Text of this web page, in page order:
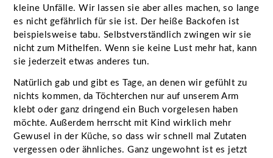
kleine Unfälle. Wir lassen sie aber alles machen, so lange
es nicht gefährlich für sie ist. Der heiße Backofen ist
beispielsweise tabu. Selbstverständlich zwingen wir sie
nicht zum Mithelfen. Wenn sie keine Lust mehr hat, kann
sie jederzeit etwas anderes tun.
Natürlich gab und gibt es Tage, an denen wir gefühlt zu
nichts kommen, da Töchterchen nur auf unserem Arm
klebt oder ganz dringend ein Buch vorgelesen haben
möchte. Außerdem herrscht mit Kind wirklich mehr
Gewusel in der Küche, so dass wir schnell mal Zutaten
vergessen oder ähnliches. Ganz ungewohnt ist es jetzt